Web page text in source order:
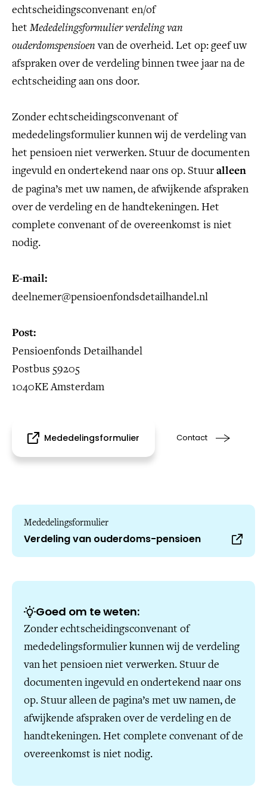
echtscheidingsconvenant en/of
hetMededelingsformulier verdeling van
ouderdomspensioenvan de overheid. Let op: geef uw
afspraken over de verdeling binnen twee jaar na de
echtscheiding aan ons door.
Zonder echtscheidingsconvenant of
mededelingsformulier kunnen wij de verdeling van
het pensioen niet verwerken. Stuur de documenten
ingevuld en ondertekend naar ons op. Stuuralleen
de pagina’s met uw namen, de afwijkende afspraken
over de verdeling en de handtekeningen. Het
complete convenant of de overeenkomst is niet
nodig.
E-mail:
deelnemer@pensioenfondsdetailhandel.nl
Post:
Pensioenfonds Detailhandel
Postbus 59205
1040KE Amsterdam
Mededelingsformulier Contact
Mededelingsformulier
Verdeling van ouderdoms-pensioen
Goed om te weten:
Zonder echtscheidingsconvenant of
mededelingsformulier kunnen wij de verdeling
van het pensioen niet verwerken. Stuur de
documenten ingevuld en ondertekend naar ons
op. Stuur alleen de pagina’s met uw namen, de
afwijkende afspraken over de verdeling en de
handtekeningen. Het complete convenant of de
overeenkomst is niet nodig.